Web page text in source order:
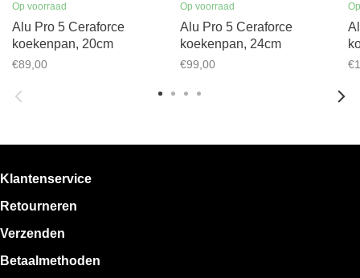
Op voorraad
Alu Pro 5 Ceraforce
koekenpan, 20cm
€89,00
Op voorraad
Alu Pro 5 Ceraforce
koekenpan, 24cm
€99,00
Klantenservice
Retourneren
Verzenden
Betaalmethoden